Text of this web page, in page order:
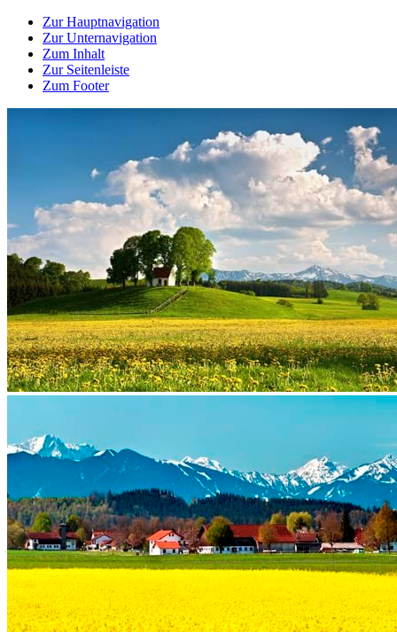
Zur Hauptnavigation
Zur Unternavigation
Zum Inhalt
Zur Seitenleiste
Zum Footer